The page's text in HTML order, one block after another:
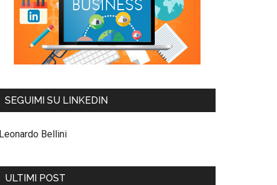
SEGUIMI SU LINKEDIN
Leonardo Bellini
ULTIMI POST